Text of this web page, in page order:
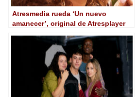
Atresmedia rueda ‘Un nuevo
amanecer’, original de Atresplayer